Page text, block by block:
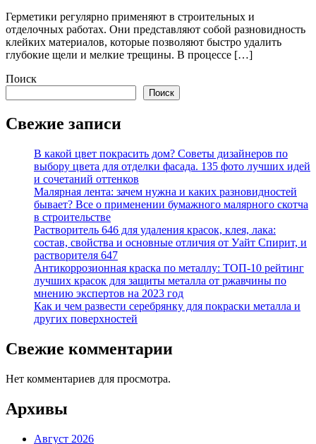
Герметики регулярно применяют в строительных и
отделочных работах. Они представляют собой разновидность
клейких материалов, которые позволяют быстро удалить
глубокие щели и мелкие трещины. В процессе […]
Поиск
Поиск
Свежие записи
В какой цвет покрасить дом? Советы дизайнеров по
выбору цвета для отделки фасада. 135 фото лучших идей
и сочетаний оттенков
Малярная лента: зачем нужна и каких разновидностей
бывает? Все о применении бумажного малярного скотча
в строительстве
Растворитель 646 для удаления красок, клея, лака:
состав, свойства и основные отличия от Уайт Спирит, и
растворителя 647
Антикоррозионная краска по металлу: ТОП-10 рейтинг
лучших красок для защиты металла от ржавчины по
мнению экспертов на 2023 год
Как и чем развести серебрянку для покраски металла и
других поверхностей
Свежие комментарии
Нет комментариев для просмотра.
Архивы
Август 2026